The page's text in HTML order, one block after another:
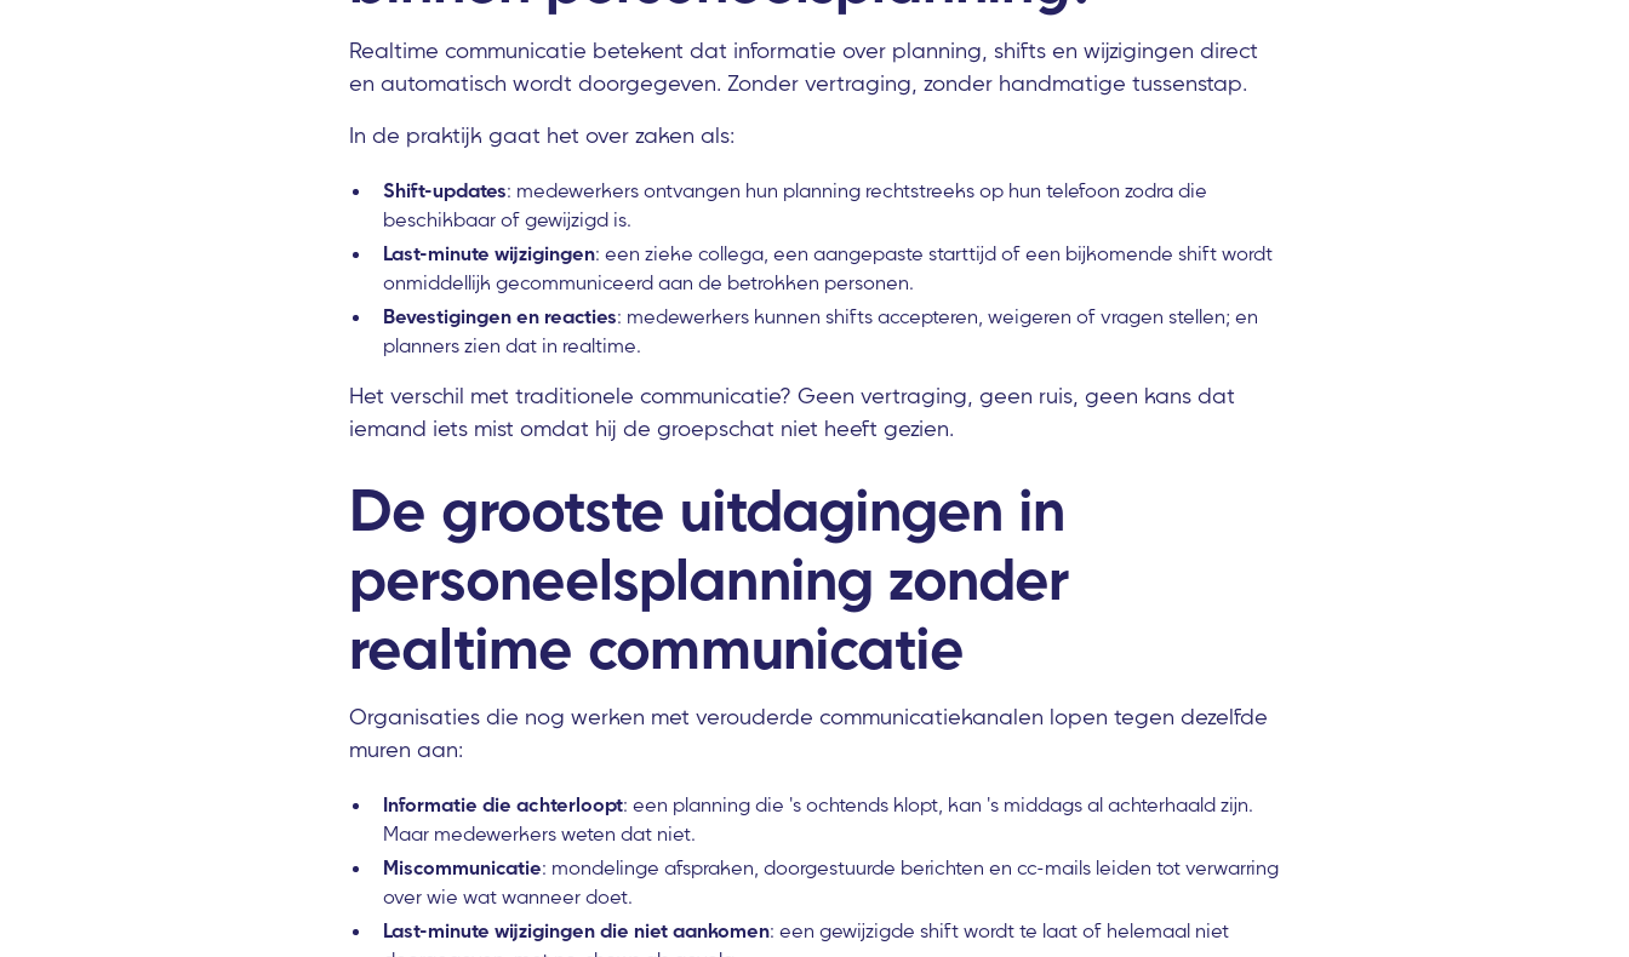
Realtime communicatie betekent dat informatie over planning, shifts en wijzigingen direct
en automatisch wordt doorgegeven. Zonder vertraging, zonder handmatige tussenstap.
In de praktijk gaat het over zaken als:
Shift-updates: medewerkers ontvangen hun planning rechtstreeks op hun telefoon zodra die
beschikbaar of gewijzigd is.
Last-minute wijzigingen: een zieke collega, een aangepaste starttijd of een bijkomende shift wordt
onmiddellijk gecommuniceerd aan de betrokken personen.
Bevestigingen en reacties: medewerkers kunnen shifts accepteren, weigeren of vragen stellen; en
planners zien dat in realtime.
Het verschil met traditionele communicatie? Geen vertraging, geen ruis, geen kans dat
iemand iets mist omdat hij de groepschat niet heeft gezien.
De grootste uitdagingen in
personeelsplanning zonder
realtime communicatie
Organisaties die nog werken met verouderde communicatiekanalen lopen tegen dezelfde
muren aan:
Informatie die achterloopt: een planning die 's ochtends klopt, kan 's middags al achterhaald zijn.
Maar medewerkers weten dat niet.
Miscommunicatie: mondelinge afspraken, doorgestuurde berichten en cc-mails leiden tot verwarring
over wie wat wanneer doet.
Last-minute wijzigingen die niet aankomen: een gewijzigde shift wordt te laat of helemaal niet